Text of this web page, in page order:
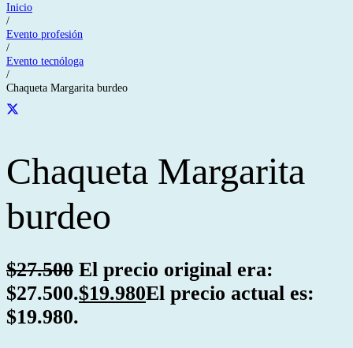
Inicio
/
Evento profesión
/
Evento tecnóloga
/
Chaqueta Margarita burdeo
Chaqueta Margarita
burdeo
$27.500 El precio original era:
$27.500.$19.980El precio actual es:
$19.980.